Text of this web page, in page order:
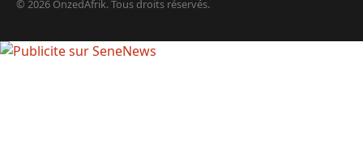
© 2026 OnzedAfrik. Tous droits réservés.